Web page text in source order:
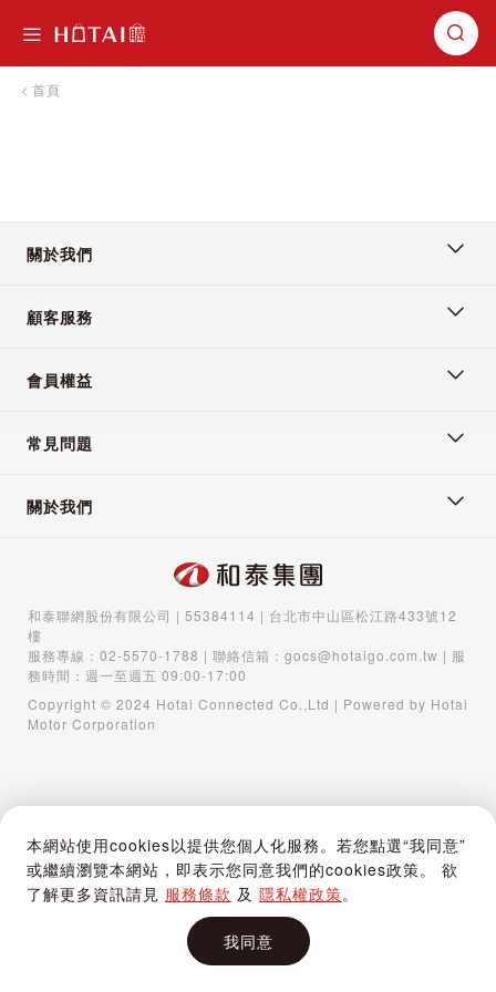
本網站使用cookies以提供您個人化服務。若您點選“我同意”
或繼續瀏覽本網站，即表示您同意我們的cookies政策。 欲
了解更多資訊請見 服務條款 及 隱私權政策。
我同意
購物車
首頁
關於我們
顧客服務
會員權益
常見問題
關於我們
和泰聯網股份有限公司 | 55384114 | 台北市中山區松江路433號12
樓
服務專線： 02-5570-1788 | 聯絡信箱： gocs@hotaigo.com.tw | 服
務時間：週一至週五 09:00-17:00
Copyright © 2024 Hotai Connected Co.,Ltd | Powered by Hotai
Motor Corporation